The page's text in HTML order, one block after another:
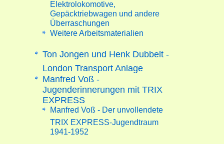
Elektrolokomotive,
Gepäcktriebwagen und andere
Überraschungen
Weitere Arbeitsmaterialien
Ton Jongen und Henk Dubbelt -
London Transport Anlage
Manfred Voß -
Jugenderinnerungen mit TRIX
EXPRESS
Manfred Voß - Der unvollendete
TRIX EXPRESS-Jugendtraum
1941-1952